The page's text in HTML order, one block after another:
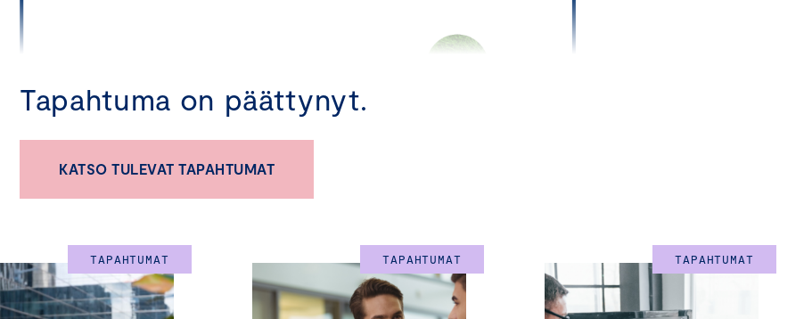
Onko yrityksesi hiilijalanjälki laskettu Scope 1 & 2 päästöjen osalta ja haluatte
vahvistaa ilmasto-osaamistanne sekä tavoitella päästövähennyksiä? Oletteko valmiita
Tapahtuma on päättynyt.
KATSO TULEVAT TAPAHTUMAT
TAPAHTUMAT TAPAHTUMAT TAPAHTUMAT